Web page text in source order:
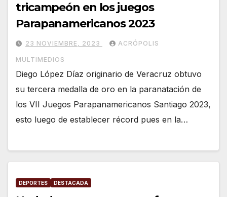
tricampeón en los juegos
Parapanamericanos 2023
23 NOVIEMBRE, 2023 ACRÓPOLIS
MULTIMEDIOS
Diego López Díaz originario de Veracruz obtuvo
su tercera medalla de oro en la paranatación de
los VII Juegos Parapanamericanos Santiago 2023,
esto luego de establecer récord pues en la…
DEPORTES DESTACADA